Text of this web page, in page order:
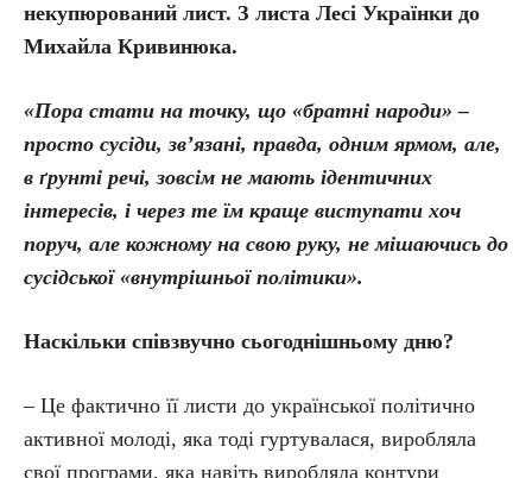
некупюрований лист. З листа Лесі Українки до
Михайла Кривинюка.
«Пора стати на точку, що «братні народи» –
просто сусіди, зв’язані, правда, одним ярмом, але,
в ґрунті речі, зовсім не мають ідентичних
інтересів, і через те їм краще виступати хоч
поруч, але кожному на свою руку, не мішаючись до
сусідської «внутрішньої політики».
Наскільки співзвучно сьогоднішньому дню?
– Це фактично її листи до української політично
активної молоді, яка тоді гуртувалася, виробляла
свої програми, яка навіть виробляла контури